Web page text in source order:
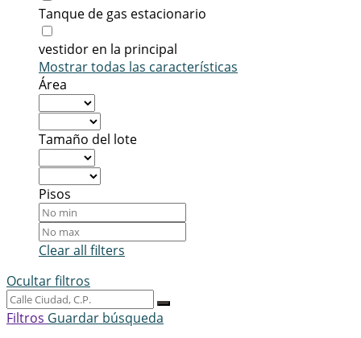
Tanque de gas estacionario
vestidor en la principal
Mostrar todas las características
Área
Tamaño del lote
Pisos
Clear all filters
Ocultar filtros
Filtros Guardar búsqueda